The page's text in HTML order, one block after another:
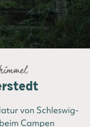
von Schleswig-
Campen